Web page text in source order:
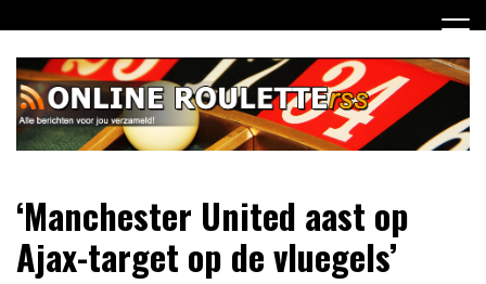
naar
inhoud
Online Roulette RSS
verzameld
‘Manchester United aast op
Ajax-target op de vluegels’